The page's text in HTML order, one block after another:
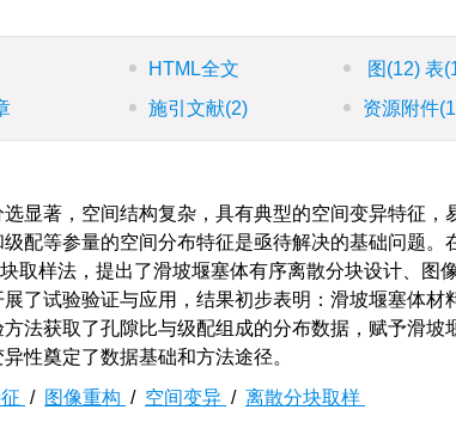
HTML全文 图 (12) 表
施引文献(2) 资源附件
显著，空间结构复杂，具有典型的空间变异特征，
配等参量的空间分布特征是亟待解决的基础问题。
取样法，提出了滑坡堰塞体有序离散分块设计、图
了试验验证与应用，结果初步表明：滑坡堰塞体材
法获取了孔隙比与级配组成的分布数据，赋予滑坡
性奠定了数据基础和方法途径。
/ 图像重构 / 空间变异 / 离散分块取样